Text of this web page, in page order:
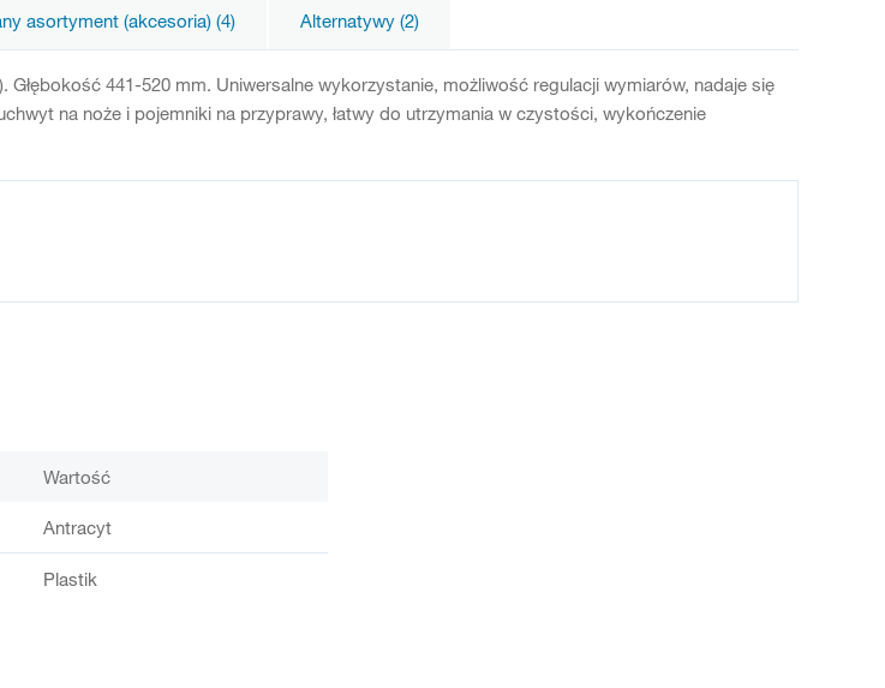
asortyment (akcesoria) (4) Alternatywy (2)
Głębokość 441-520 mm. Uniwersalne wykorzystanie, możliwość regulacji wymiarów, nadaje się
na noże i pojemniki na przyprawy, łatwy do utrzymania w czystości, wykończenie
Wartość
Antracyt
Plastik